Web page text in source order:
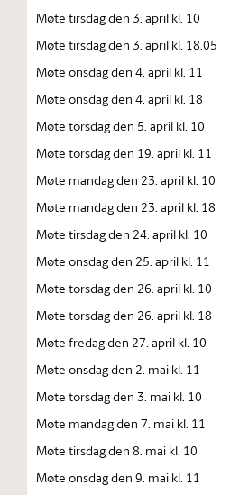
Møte tirsdag den 3. april kl. 10
Møte tirsdag den 3. april kl. 18.05
Møte onsdag den 4. april kl. 11
Møte onsdag den 4. april kl. 18
Møte torsdag den 5. april kl. 10
Møte torsdag den 19. april kl. 11
Møte mandag den 23. april kl. 10
Møte mandag den 23. april kl. 18
Møte tirsdag den 24. april kl. 10
Møte onsdag den 25. april kl. 11
Møte torsdag den 26. april kl. 10
Møte torsdag den 26. april kl. 18
Møte fredag den 27. april kl. 10
Møte onsdag den 2. mai kl. 11
Møte torsdag den 3. mai kl. 10
Møte mandag den 7. mai kl. 11
Møte tirsdag den 8. mai kl. 10
Møte onsdag den 9. mai kl. 11